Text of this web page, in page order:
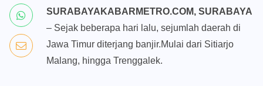
SURABAYAKABARMETRO.COM, SURABAYA
– Sejak beberapa hari lalu, sejumlah daerah di
Jawa Timur diterjang banjir.Mulai dari Sitiarjo
Malang, hingga Trenggalek.